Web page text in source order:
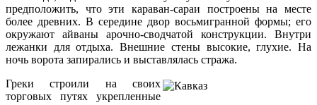
предположить, что эти караван-сараи построены на месте
более древних. В середине двор восьмигранной формы; его
окружают айваны арочно-сводчатой конструкции. Внутри
лежанки для отдыха. Внешние стены высокие, глухие. На
ночь ворота запирались и выставлялась стража.
Греки строили на своих
торговых путях укрепленные